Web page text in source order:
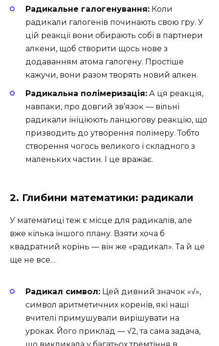
Радикальне галогенування: Коли
радикали галогенів починають свою гру. У
цій реакції вони обирають собі в партнери
алкени, щоб створити щось нове з
додаванням атома галогену. Простіше
кажучи, вони разом творять новий алкен.
Радикальна полімеризація: А ця реакція,
навпаки, про довгий зв’язок — вільні
радикали ініціюють ланцюгову реакцію, що
призводить до утворення полімеру. Тобто
створення чогось великого і складного з
маленьких частин. І це вражає.
2. Глибини математики: радикали
У математиці теж є місце для радикалів, але
вже кілька іншого плану. Взяти хоча б
квадратний корінь — він же «радикал». Та й це
ще не все…
Радикал символ: Цей дивний значок «√»,
символ аритметичних коренів, які наші
вчителі примушували вирішувати на
уроках. Його приклад — √2, та сама задача,